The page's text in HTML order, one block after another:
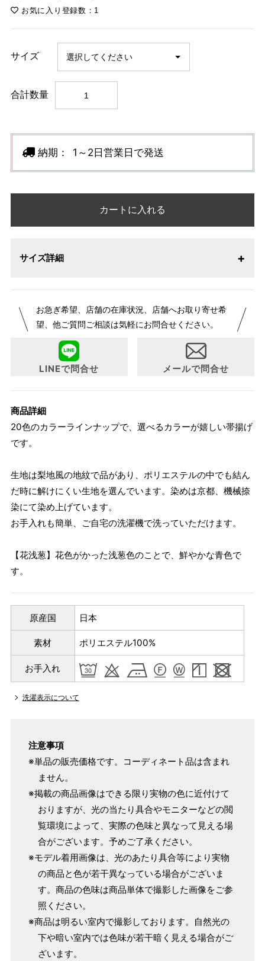
お気に入り登録数：1
サイズ
合計数量
納期： 1～2日営業日で発送
カートに入れる
サイズ詳細
お急ぎ希望、店舗の在庫状況、店舗へお取り寄せ希
望、他ご質問ご相談は気軽にお問合せください。
LINEで問合せ メールで問合せ
商品詳細
20色のカラーラインナップで、選べるカラーが嬉しい帯揚げ
です。
生地は梨地風の地紋で品があり、ポリエステルの中でも結ん
だ時に解けにくい生地を選んでいます。染めは京都、機械捺
染にて染め上げています。
お手入れも簡単、ご自宅の洗濯機で洗っていただけます。
【花浅葱】花色がかった浅葱色のことで、鮮やかな青色で
す。
原産国 日本
素材 ポリエステル100%
お手入れ
洗濯表示について
注意事項
※単品の販売価格です。コーディネート品は含まれ
ません。
※掲載の商品画像はできる限り実物の色に近付けて
おりますが、光の当たり具合やモニターなどの閲
覧環境によって、実際の色味と異なって見える場
合がございます。予めご了承ください。
※モデル着用画像は、光のあたり具合等により実物
の商品と色が若干異なっている場合がございま
す。商品の色味は商品単体で撮影した画像をご参
照ください。
※商品は明るい室内で撮影しております。自然光の
下や暗い室内では色味が若干暗く見える場合がご
ざいます。